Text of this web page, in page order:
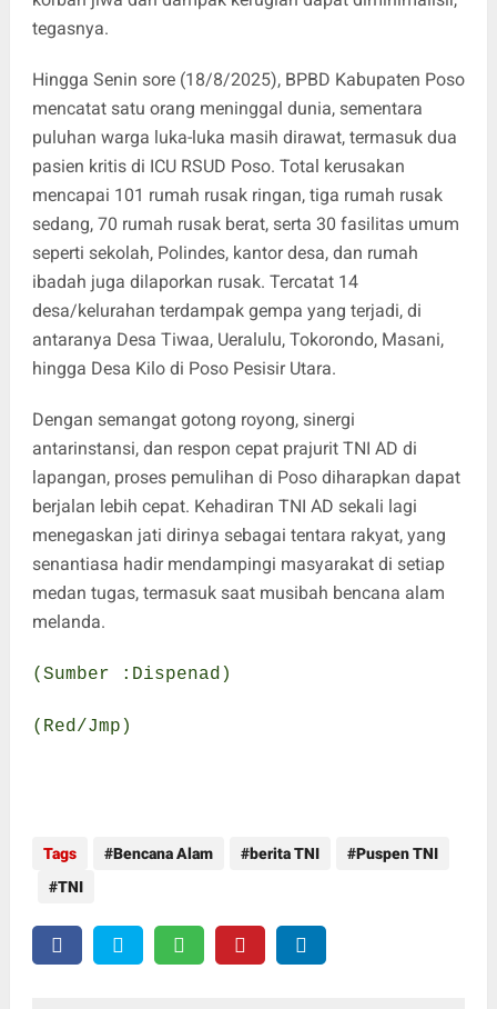
tegasnya.
Hingga Senin sore (18/8/2025), BPBD Kabupaten Poso
mencatat satu orang meninggal dunia, sementara
puluhan warga luka-luka masih dirawat, termasuk dua
pasien kritis di ICU RSUD Poso. Total kerusakan
mencapai 101 rumah rusak ringan, tiga rumah rusak
sedang, 70 rumah rusak berat, serta 30 fasilitas umum
seperti sekolah, Polindes, kantor desa, dan rumah
ibadah juga dilaporkan rusak. Tercatat 14
desa/kelurahan terdampak gempa yang terjadi, di
antaranya Desa Tiwaa, Ueralulu, Tokorondo, Masani,
hingga Desa Kilo di Poso Pesisir Utara.
Dengan semangat gotong royong, sinergi
antarinstansi, dan respon cepat prajurit TNI AD di
lapangan, proses pemulihan di Poso diharapkan dapat
berjalan lebih cepat. Kehadiran TNI AD sekali lagi
menegaskan jati dirinya sebagai tentara rakyat, yang
senantiasa hadir mendampingi masyarakat di setiap
medan tugas, termasuk saat musibah bencana alam
melanda.
(Sumber :Dispenad)
(Red/Jmp)
Tags Bencana Alam berita TNI
Puspen TNI
TNI